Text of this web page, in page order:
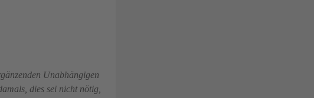
Unabhängigen
dies sei nicht nötig,